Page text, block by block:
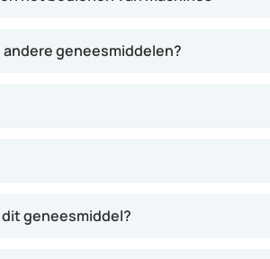
geneesmiddelen?
geneesmiddel?